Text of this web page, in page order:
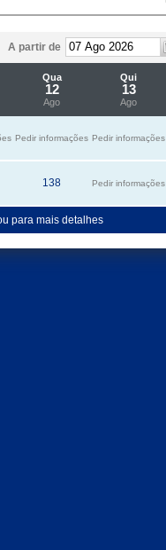
A partir de
Qua
12
Ago
Qui
13
Ago
Pedir informações Pedir informações
138 Pedir informações
para mais detalhes